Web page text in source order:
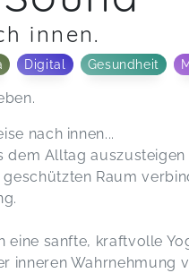
innen.
Digital Gesundheit
nach innen...
dem Alltag
geschützten Raum
eine sanfte, kraftvolle
inneren Wahrnehmung